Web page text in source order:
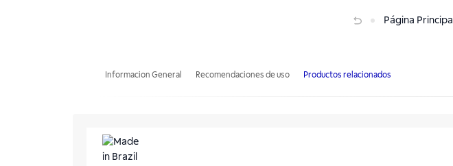
Página Principal
Informacion General Recomendaciones de uso Productos relacionados